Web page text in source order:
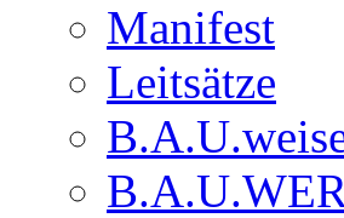
Manifest
Leitsätze